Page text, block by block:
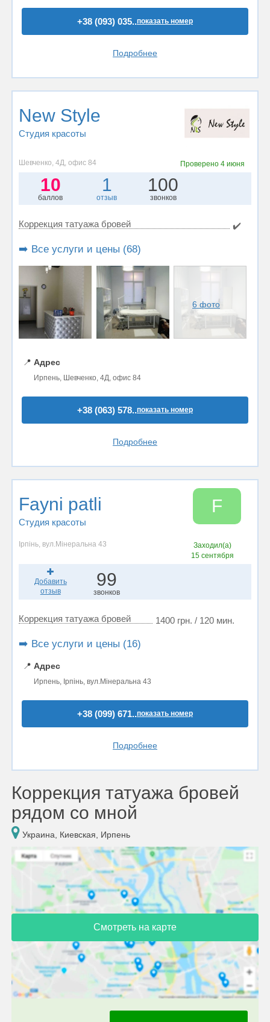
+38 (093) 035..показать номер
Подробнее
New Style
Студия красоты
Шевченко, 4Д, офис 84 Проверено4 июня
10
баллов
1
отзыв
100
звонков
Коррекция татуажа бровей ✔️
➡️ Все услуги и цены (68)
6 фото
📍 Адрес
Ирпень, Шевченко, 4Д, офис 84
+38 (063) 578..показать номер
Подробнее
Fayni patli
Студия красоты
F
Ірпінь, вул.Мінеральна 43
Заходил(а)
15 сентября
Добавить
отзыв
99
звонков
Коррекция татуажа бровей 1400 грн. / 120 мин.
➡️ Все услуги и цены (16)
📍 Адрес
Ирпень, Ірпінь, вул.Мінеральна 43
+38 (099) 671..показать номер
Подробнее
Коррекция татуажа бровей
рядом со мной
Украина, Киевская, Ирпень
Смотреть на карте